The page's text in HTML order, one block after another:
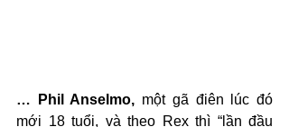
… Phil Anselmo, một gã điên lúc đó
mới 18 tuổi, và theo Rex thì “lần đầu